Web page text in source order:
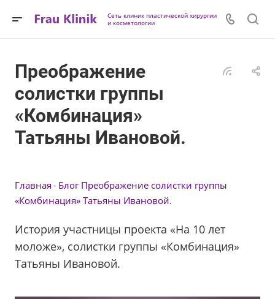
Сеть клиник пластической хирургии
и косметологии
Преображение
солистки группы
«Комбинация»
Татьяны Ивановой.
Главная Блог Преображение солистки группы
«Комбинация» Татьяны Ивановой.
История участницы проекта «На 10 лет
моложе», солистки группы «Комбинация»
Татьяны Ивановой.